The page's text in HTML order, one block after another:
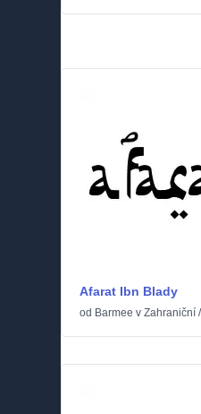
Afarat Ibn Blady
od Barmee v Zahraniční /